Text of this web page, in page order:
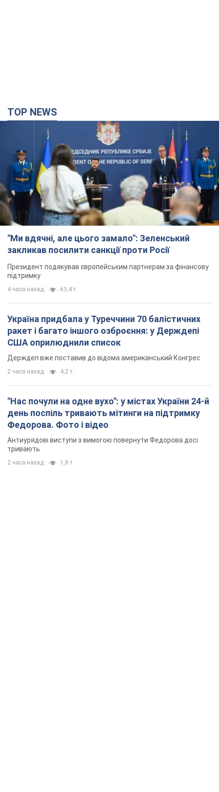
TOP NEWS
"Ми вдячні, але цього замало": Зеленський
закликав посилити санкції проти Росії
Президент подякував європейським партнерам за фінансову
підтримку
4 часа назад 63,4 т.
Україна придбала у Туреччини 70 балістичних
ракет і багато іншого озброєння: у Держдепі
США оприлюднили список
Держдеп вже поставив до відома американський Конгрес
2 часа назад 4,2 т.
"Нас почули на одне вухо": у містах України 24-й
день поспіль тривають мітинги на підтримку
Федорова. Фото і відео
Антиурядові виступи з вимогою повернути Федорова досі
тривають
2 часа назад 1,8 т.